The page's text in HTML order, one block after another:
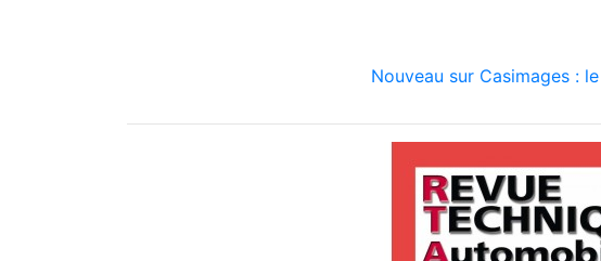
Nouveau sur Casimages :